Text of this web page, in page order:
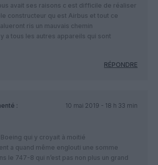
avait ses raisons c est difficile de réaliser
constructeur qu est Airbus et tout ce
ris un mauvais chemin
a tous les autres appareils qui sont
RÉPONDRE
:
10 mai 2019 - 18 h 33 min
qui y croyait à moitié
a quand même englouti une somme
le 747-8 qui n’est pas non plus un grand